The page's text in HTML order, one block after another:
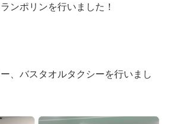
ンポリンを行いました！
、バスタオルタクシーを行いまし